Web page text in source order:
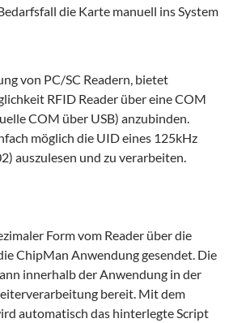
die Karte manuell ins System
von PC/SC Readern, bietet
RFID Reader über eine COM
COM über USB) anzubinden.
möglich die UID eines 125kHz
auszulesen und zu verarbeiten.
Form vom Reader über die
ChipMan Anwendung gesendet. Die
innerhalb der Anwendung in der
bereit. Mit dem
automatisch das hinterlegte Script